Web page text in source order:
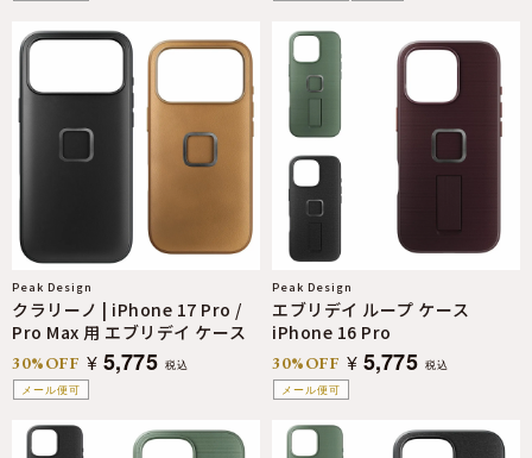
メール便可
Peak Design
クラリーノ | iPhone 17 Pro /
Pro Max 用 エブリデイ ケース
30%OFF ¥ 5,775 税込
メール便可
Peak Design
エブリデイ ループ ケース
iPhone 16 Pro
30%OFF ¥ 5,775 税込